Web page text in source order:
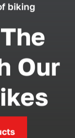
biking
Our